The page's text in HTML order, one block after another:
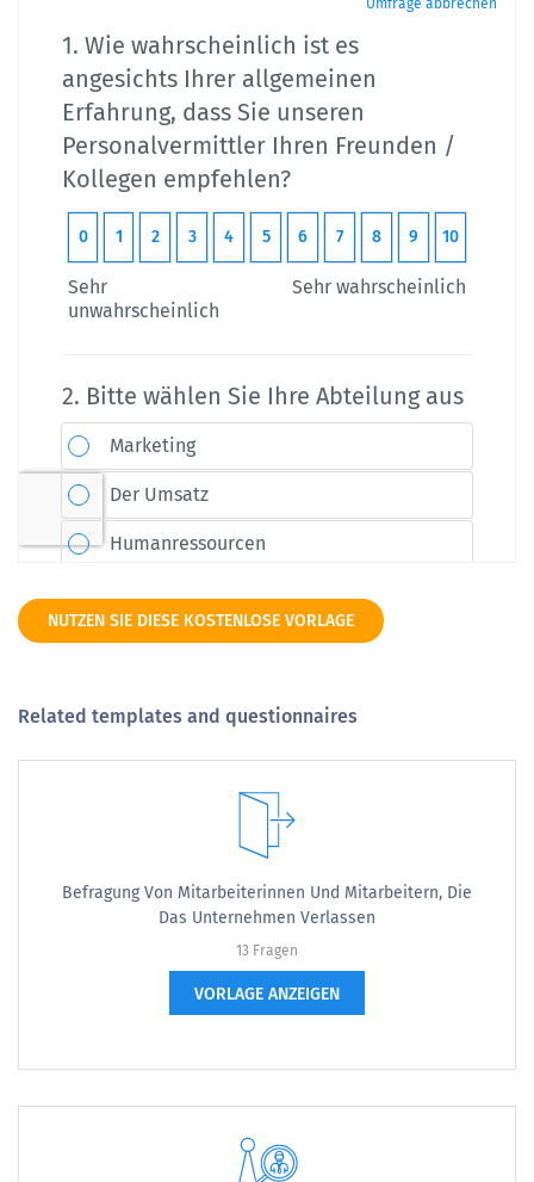
NUTZEN SIE DIESE KOSTENLOSE VORLAGE
Related templates and questionnaires
Befragung Von Mitarbeiterinnen Und Mitarbeitern, Die
Das Unternehmen Verlassen
13 Fragen
VORLAGE ANZEIGEN